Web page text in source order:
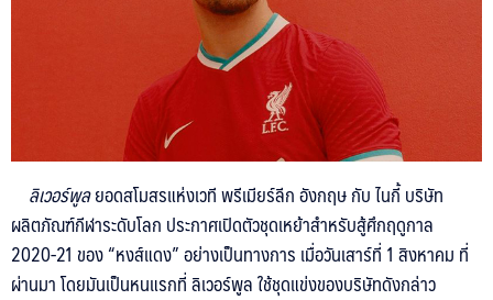
NEWS
ลิเวอร์พูลยอดสโมสรแห่งเวที พรีเมียร์ลีก อังกฤษ กับ ไนกี้ บริษัท
ผลิตภัณฑ์กีฬาระดับโลก ประกาศเปิดตัวชุดเหย้าสำหรับสู้ศึกฤดูกาล
2020-21 ของ “หงส์แดง” อย่างเป็นทางการ เมื่อวันเสาร์ที่ 1 สิงหาคม ที่
ผ่านมา โดยมันเป็นหนแรกที่ ลิเวอร์พูล ใช้ชุดแข่งของบริษัทดังกล่าว